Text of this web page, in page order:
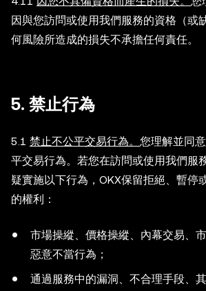
因與您訪問或使用我們服務的資格（或
何風險所造成的損失不承擔任何責任。
5. 禁止行為
5.1 禁止不公平交易行為。 您理解並同
平交易行為。若您在訪問或使用我們服
疑實施以下行為，OKX保留拒絕、暫停
的權利：
市場操縱、價格操縱、內幕交易、
惡意不當行為；
通過服務中的漏洞、不合理手段、